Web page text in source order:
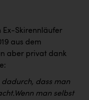
Ex-Skirennläufer
aus dem
aber privat dank
dass man
Wenn man selbst